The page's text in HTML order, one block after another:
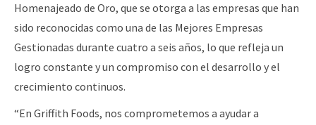
Homenajeado de Oro, que se otorga a las empresas que han
sido reconocidas como una de las Mejores Empresas
Gestionadas durante cuatro a seis años, lo que refleja un
logro constante y un compromiso con el desarrollo y el
crecimiento continuos.
“En Griffith Foods, nos comprometemos a ayudar a